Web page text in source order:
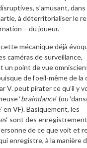
s’amusant, dans
à déterritorialiser le
– du joueur.
cette mécanique déjà
caméras de surveillance,
un point de vue
de l’oeil-même de la
V. peut pirater ce qu’il y
‘braindance‘ (ou
en VF). Basiquement, les
‘ sont des
de ce que voit et
enregistre, à la manière